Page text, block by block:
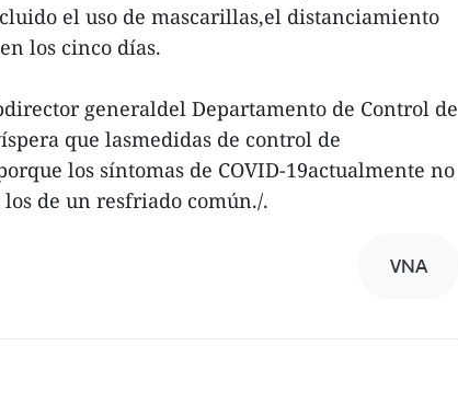
el uso de mascarillas,el distanciamiento
los cinco días.
generaldel Departamento de Control de
que lasmedidas de control de
los síntomas de COVID-19actualmente no
de un resfriado común./.
VNA